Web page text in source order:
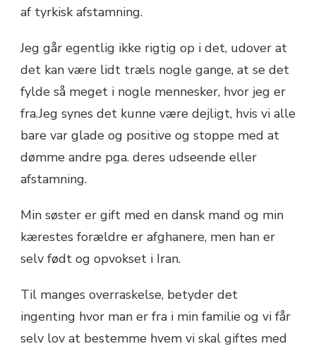
af tyrkisk afstamning.
Jeg går egentlig ikke rigtig op i det, udover at
det kan være lidt træls nogle gange, at se det
fylde så meget i nogle mennesker, hvor jeg er
fra.Jeg synes det kunne være dejligt, hvis vi alle
bare var glade og positive og stoppe med at
dømme andre pga. deres udseende eller
afstamning.
Min søster er gift med en dansk mand og min
kærestes forældre er afghanere, men han er
selv født og opvokset i Iran.
Til manges overraskelse, betyder det
ingenting hvor man er fra i min familie og vi får
selv lov at bestemme hvem vi skal giftes med